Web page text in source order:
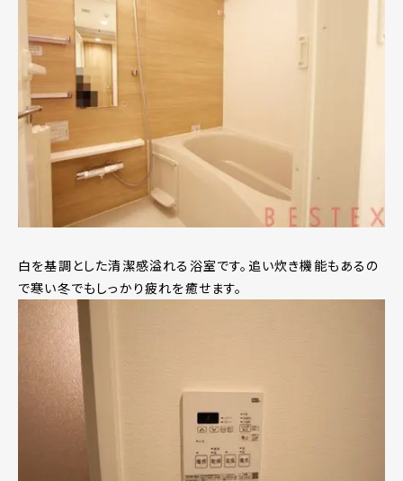
白を基調とした清潔感溢れる浴室です。追い炊き機能もあるの
で寒い冬でもしっかり疲れを癒せます。